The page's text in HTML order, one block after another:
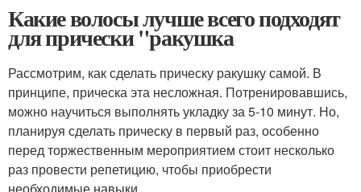
Какие волосы лучше всего подходят
для прически "ракушка
Рассмотрим, как сделать прическу ракушку самой. В
принципе, прическа эта несложная. Потренировавшись,
можно научиться выполнять укладку за 5-10 минут. Но,
планируя сделать прическу в первый раз, особенно
перед торжественным мероприятием стоит несколько
раз провести репетицию, чтобы приобрести
необходимые навыки.